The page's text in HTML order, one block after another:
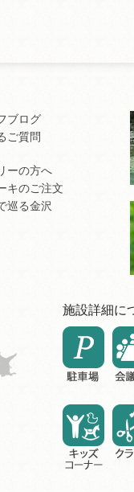
ブログ
ご質問
ーの方へ
キのご注文
巡る金沢
施設詳細に